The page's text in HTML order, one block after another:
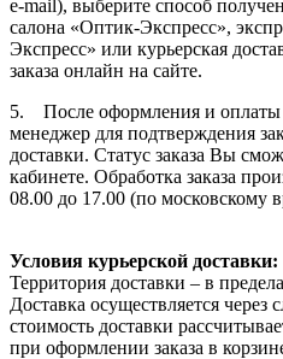
e-mail), выберите способ
салона «Оптик-Экспресс»,
Экспресс» или курьерская
заказа онлайн на сайте.
5. После оформления и оплаты
менеджер для подтверждения
доставки. Статус заказа Вы
кабинете. Обработка заказа
08.00 до 17.00 (по московскому
Условия курьерской доставки:
Территория доставки – в
Доставка осуществляется
стоимость доставки
при оформлении заказа в